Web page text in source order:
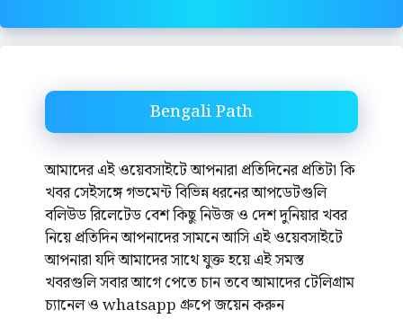
Bengali Path
আমাদের এই ওয়েবসাইটে আপনারা প্রতিদিনের প্রতিটা কি
খবর সেইসঙ্গে গভমেন্ট বিভিন্ন ধরনের আপডেটগুলি
বলিউড রিলেটেড বেশ কিছু নিউজ ও দেশ দুনিয়ার খবর
নিয়ে প্রতিদিন আপনাদের সামনে আসি এই ওয়েবসাইটে
আপনারা যদি আমাদের সাথে যুক্ত হয়ে এই সমস্ত
খবরগুলি সবার আগে পেতে চান তবে আমাদের টেলিগ্রাম
চ্যানেল ও whatsapp গ্রুপে জয়েন করুন